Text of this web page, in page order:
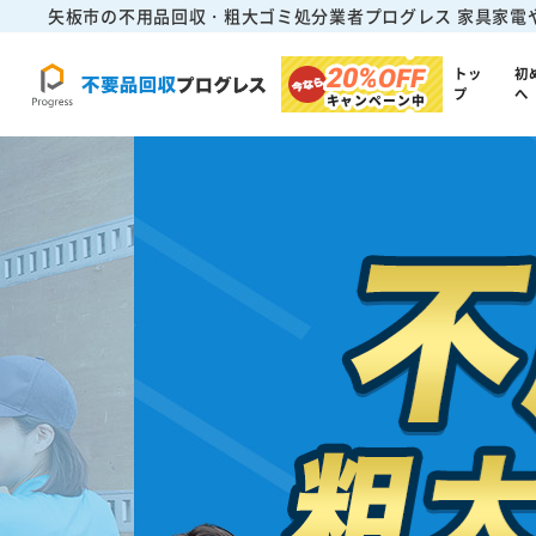
矢板市の不用品回収・粗大ゴミ処分業者プログレス 家具家電
20%OFF
キャンペーン中
トッ
プ
初
へ